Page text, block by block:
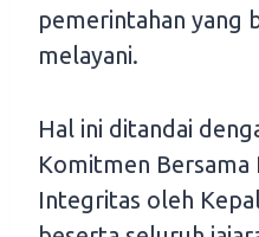
pemerintahan yang
melayani.
Hal ini ditandai
Komitmen Bersama
Integritas oleh